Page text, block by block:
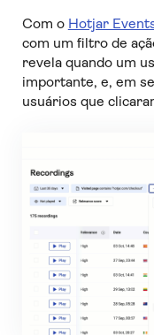
Com o Hotjar
com um filtro de
revela quando um
importante, e, em
usuários que